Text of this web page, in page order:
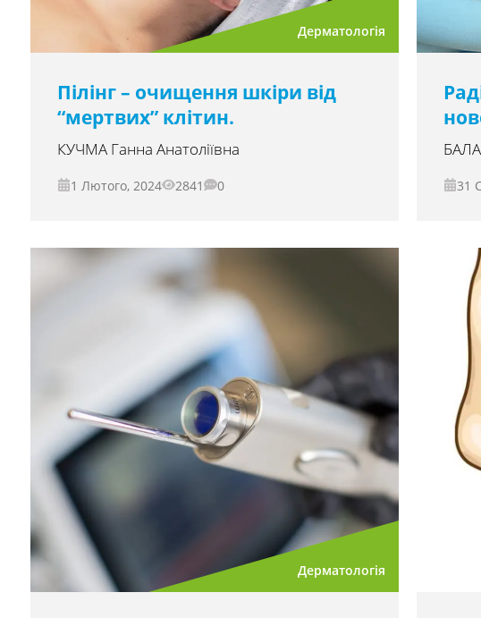
Дерматологія
Пілінг – очищення шкіри від
“мертвих” клітин.
КУЧМА Ганна Анатоліївна
1 Лютого, 2024 2841 0 31
Дерматологія